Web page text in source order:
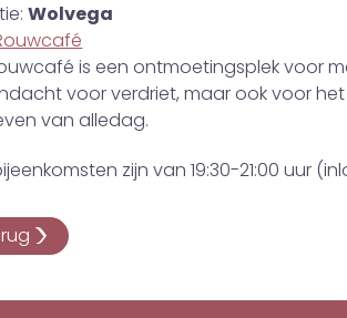
Wolvega
is een ontmoetingsplek voor
voor verdriet, maar ook voor
van alledag.
zijn van 19:30-21:00 uur